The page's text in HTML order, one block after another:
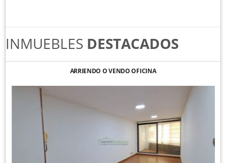
INMUEBLES DESTACADOS
ARRIENDO O VENDO OFICINA